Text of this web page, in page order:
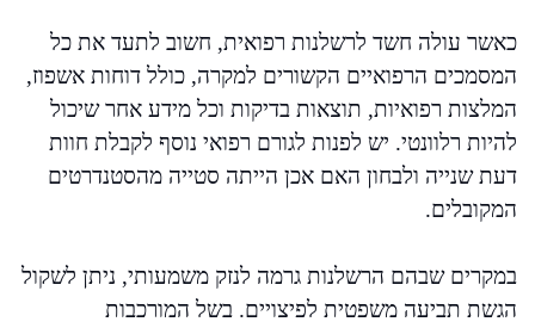
כאשר עולה חשד לרשלנות רפואית, חשוב לתעד את כל
המסמכים הרפואיים הקשורים למקרה, כולל דוחות אשפוז,
המלצות רפואיות, תוצאות בדיקות וכל מידע אחר שיכול
להיות רלוונטי. יש לפנות לגורם רפואי נוסף לקבלת חוות
דעת שנייה ולבחון האם אכן הייתה סטייה מהסטנדרטים
המקובלים.
במקרים שבהם הרשלנות גרמה לנזק משמעותי, ניתן לשקול
הגשת תביעה משפטית לפיצויים. בשל המורכבות